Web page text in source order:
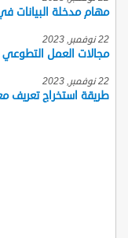
مهام مدخلة البيانات
22 نوفمبر, 2023
مجالات العمل التطوعي
22 نوفمبر, 2023
طريقة استخراج تعريف